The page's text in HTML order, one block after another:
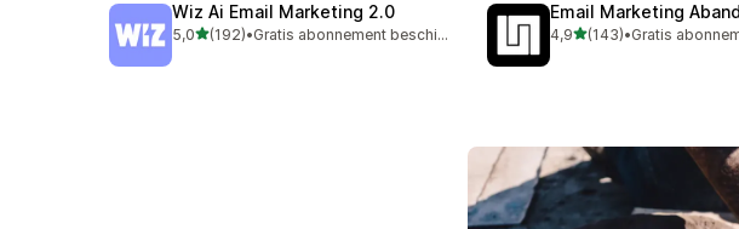
Wiz Ai Email Marketing 2.0
5,0van 5 sterren
(192)
192 recensies in totaal
• Gratis abonnement beschikbaar
Email Marketing
4,9van 5 sterren
(143)
143 recensies in totaal
•